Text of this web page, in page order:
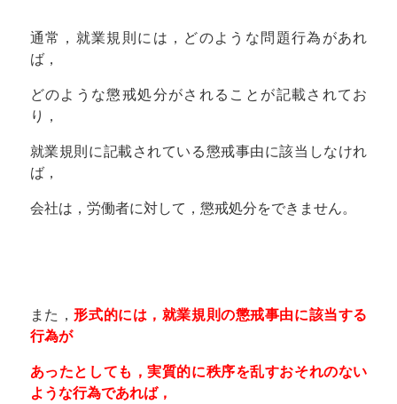
通常，就業規則には，どのような問題行為があれ
ば，
どのような懲戒処分がされることが記載されてお
り，
就業規則に記載されている懲戒事由に該当しなけれ
ば，
会社は，労働者に対して，懲戒処分をできません。
また，形式的には，就業規則の懲戒事由に該当する
行為が
あったとしても，実質的に秩序を乱すおそれのない
ような行為であれば，